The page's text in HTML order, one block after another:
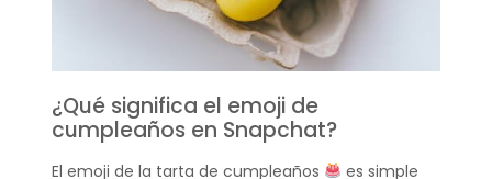
¿Qué significa el emoji de
cumpleaños en Snapchat?
El emoji de la tarta de cumpleaños
es simple